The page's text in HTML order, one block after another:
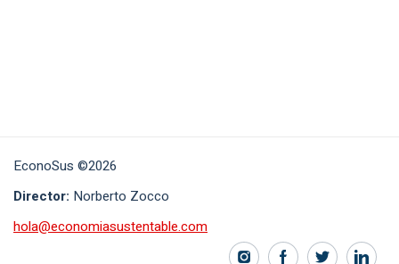
EconoSus ©2026
Director: Norberto Zocco
hola@economiasustentable.com